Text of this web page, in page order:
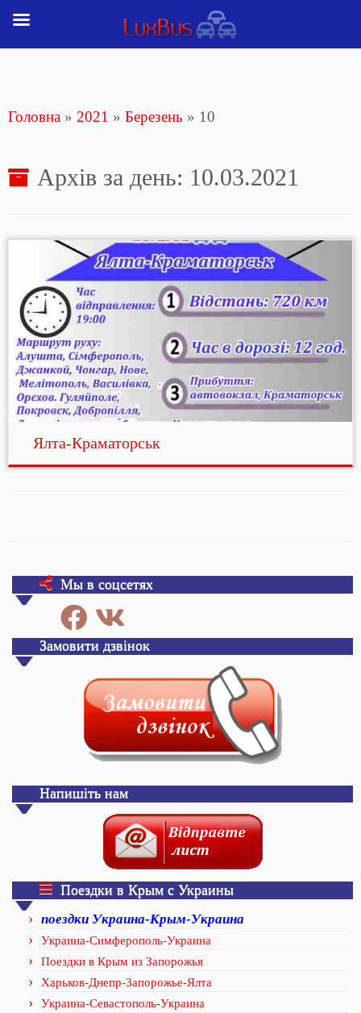
Головна » 2021 » Березень » 10
Архів за день: 10.03.2021
Ялта-Краматорськ
Мы в соцсетях
Замовити дзвінок
Напишіть нам
Поездки в Крым с Украины
поездки Украина-Крым-Украина
Украина-Симферополь-Украина
Поездки в Крым из Запорожья
Харьков-Днепр-Запорожье-Ялта
Украина-Севастополь-Украина